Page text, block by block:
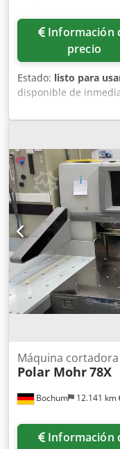
Información de
precio
Estado: listo para
disponible de
Bochum 12.141 km
Máquina
Polar Mohr78X
Información de